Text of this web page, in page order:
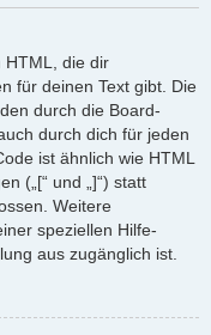
HTML, die dir
für deinen Text gibt. Die
durch die Board-
durch dich für jeden
ist ähnlich wie HTML
(„[“ und „]“) statt
Weitere
speziellen Hilfe-
aus zugänglich ist.